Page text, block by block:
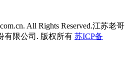
All Rights Reserved.江苏老哥
有限公司. 版权所有 苏ICP备